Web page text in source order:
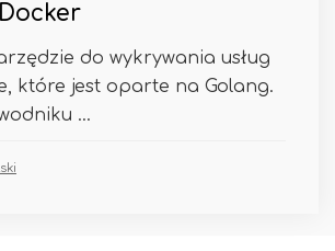
do wykrywania usług
które jest oparte na Golang.
...